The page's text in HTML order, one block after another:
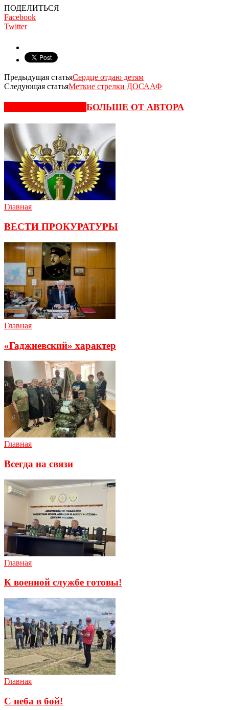
ПОДЕЛИТЬСЯ
Facebook
Twitter
Предыдущая статьяСердце отдаю детям
Следующая статьяМеткие стрелки ДОСААФ
БОЛЬШЕ ОТ АВТОРА
Главная
ВЕСТИ ПРОКУРАТУРЫ
Главная
«Гаджиевский» характер
Главная
Всегда на связи
Главная
К военной службе готовы!
Главная
С неба в бой!